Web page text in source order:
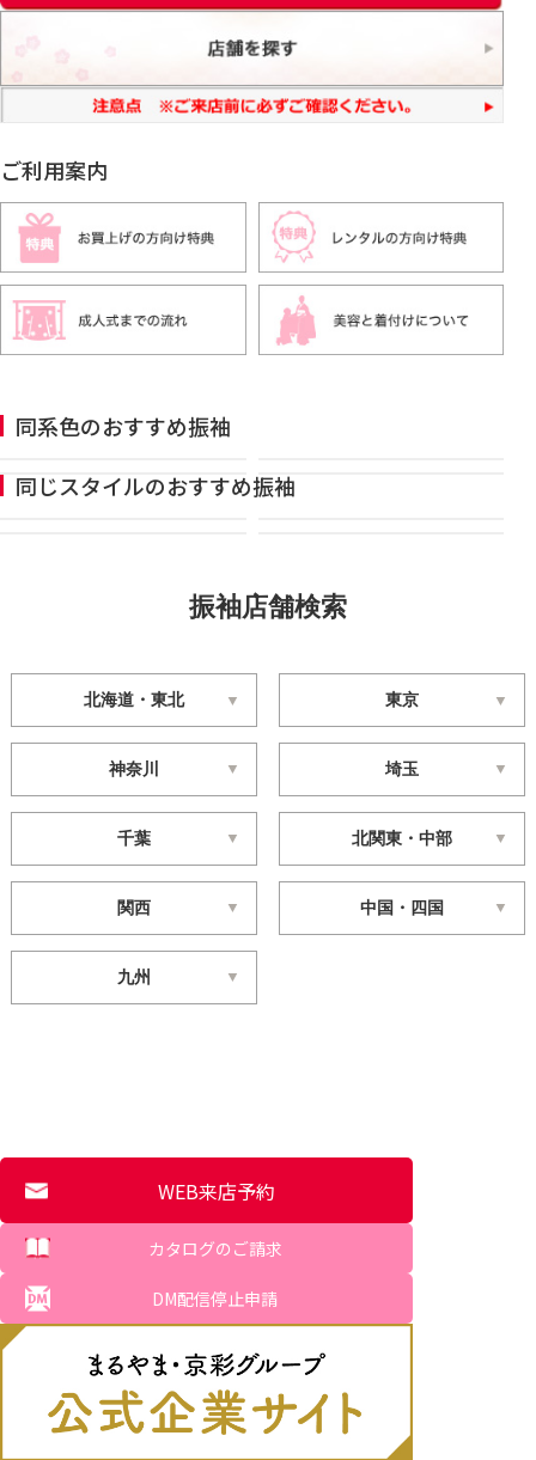
ご利用案内
同系色のおすすめ振袖
同じスタイルのおすすめ振袖
振袖店舗検索
北海道・東北 東京
神奈川 埼玉
千葉 北関東・中部
関西 中国・四国
九州
WEB来店予約
カタログのご請求
DM配信停止申請